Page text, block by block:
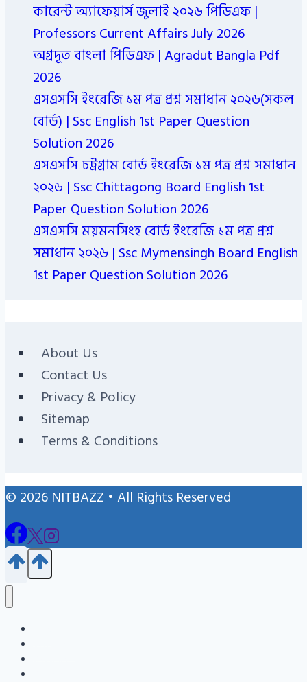
কারেন্ট অ্যাফেয়ার্স জুলাই ২০২৬ পিডিএফ |
Professors Current Affairs July 2026
অগ্রদূত বাংলা পিডিএফ | Agradut Bangla Pdf
2026
এসএসসি ইংরেজি ১ম পত্র প্রশ্ন সমাধান ২০২৬(সকল
বোর্ড) | Ssc English 1st Paper Question
Solution 2026
এসএসসি চট্রগ্রাম বোর্ড ইংরেজি ১ম পত্র প্রশ্ন সমাধান
২০২৬ | Ssc Chittagong Board English 1st
Paper Question Solution 2026
এসএসসি ময়মনসিংহ বোর্ড ইংরেজি ১ম পত্র প্রশ্ন
সমাধান ২০২৬ | Ssc Mymensingh Board English
1st Paper Question Solution 2026
About Us
Contact Us
Privacy & Policy
Sitemap
Terms & Conditions
© 2026 NITBAZZ • All Rights Reserved